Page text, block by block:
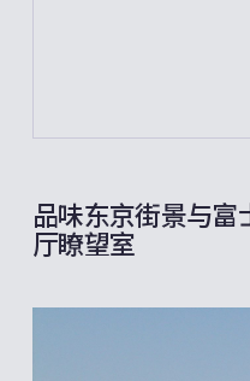
品味东京街景与
厅瞭望室